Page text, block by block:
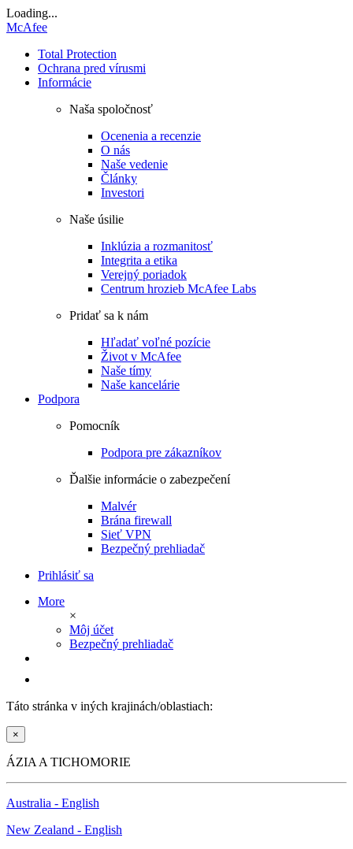
Loading...
McAfee
Total Protection
Ochrana pred vírusmi
Informácie
Naša spoločnosť
Ocenenia a recenzie
O nás
Naše vedenie
Články
Investori
Naše úsilie
Inklúzia a rozmanitosť
Integrita a etika
Verejný poriadok
Centrum hrozieb McAfee Labs
Pridať sa k nám
Hľadať voľné pozície
Život v McAfee
Naše tímy
Naše kancelárie
Podpora
Pomocník
Podpora pre zákazníkov
Ďalšie informácie o zabezpečení
Malvér
Brána firewall
Sieť VPN
Bezpečný prehliadač
Prihlásiť sa
More
×
Môj účet
Bezpečný prehliadač
Táto stránka v iných krajinách/oblastiach:
×
ÁZIA A TICHOMORIE
Australia - English
New Zealand - English